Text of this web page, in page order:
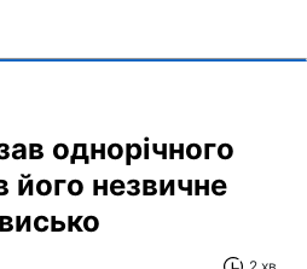
однорічного
його незвичне